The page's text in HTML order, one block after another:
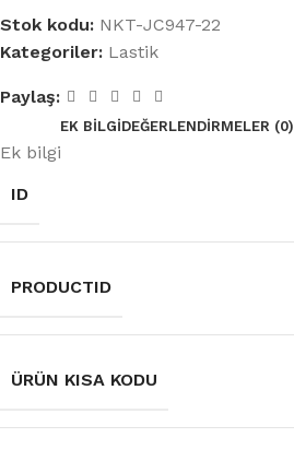
Stok kodu: NKT-JC947-22
Kategoriler: Lastik
Paylaş:
EK BILGIDEĞERLENDIRMELER (0)
Ek bilgi
ID
PRODUCTID
ÜRÜN KISA KODU